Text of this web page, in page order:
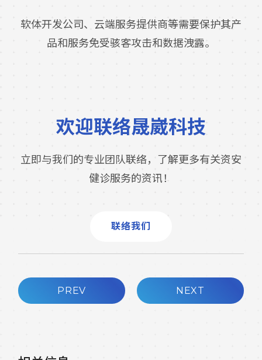
软体开发公司、云端服务提供商等需要保护其产
品和服务免受骇客攻击和数据洩露。
欢迎联络晟崴科技
立即与我们的专业团队联络，了解更多有关资安
健诊服务的资讯！
联络我们
PREV NEXT